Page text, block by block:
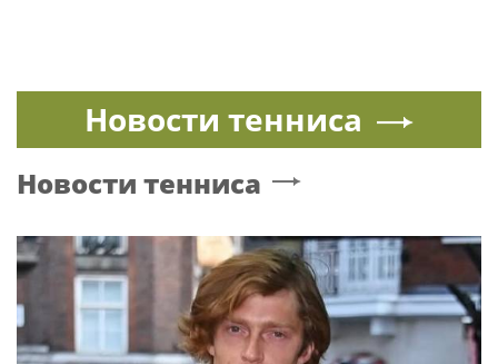
Новости тенниса
Новости тенниса